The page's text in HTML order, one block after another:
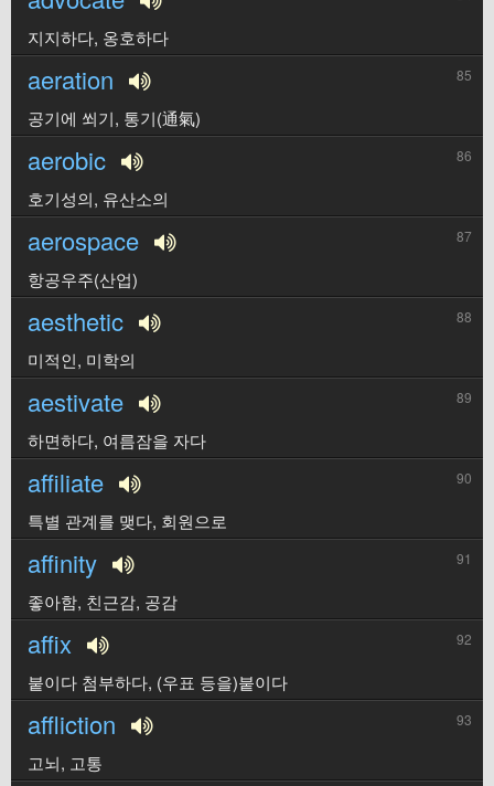
지지하다, 옹호하다
aeration 85
공기에 쐬기, 통기(通氣)
aerobic 86
호기성의, 유산소의
aerospace 87
항공우주(산업)
aesthetic 88
미적인, 미학의
aestivate 89
하면하다, 여름잠을 자다
affiliate 90
특별 관계를 맺다, 회원으로
affinity 91
좋아함, 친근감, 공감
affix 92
붙이다 첨부하다, (우표 등을)붙이다
affliction 93
고뇌, 고통